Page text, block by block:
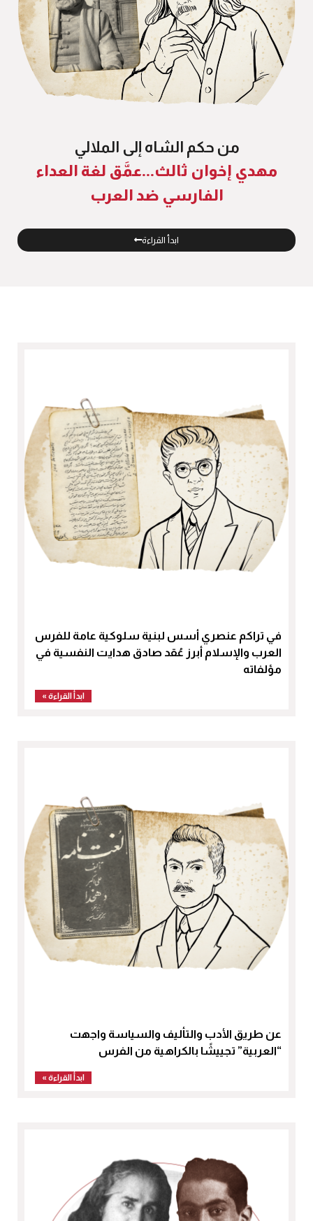
من حكم الشاه إلى الملالي
مهدي إخوان ثالث...عمَّق لغة العداء
الفارسي ضد العرب
ابدأ القراءة
في تراكم عنصري أسس لبنية سلوكية عامة للفرس
العرب والإسلام أبرز عُقد صادق هدايت النفسية في
مؤلفاته
ابدأ القراءة »
عن طريق الأدب والتأليف والسياسة واجهت
“العربية” تجييشًا بالكراهية من الفرس
ابدأ القراءة »